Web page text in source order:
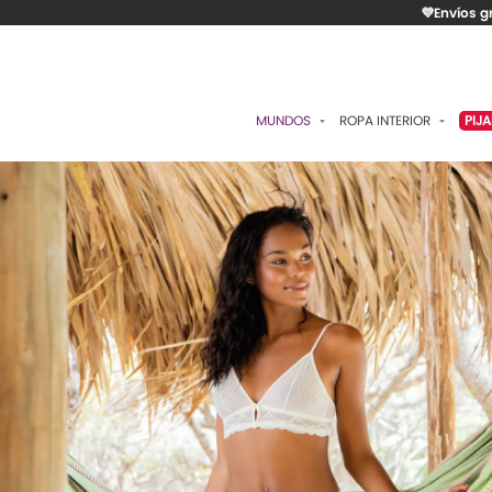
💜Envíos
MUNDOS
ESENCIAL
ROMÁNTICA
CONTROL
RITUALES
ROPA INTERIOR
BRASIERES
PANTIES
ALGODÓN
CAMISETAS
BODIES
ACCESORIOS
LO MÁS VENDIDO
MATERNIDAD